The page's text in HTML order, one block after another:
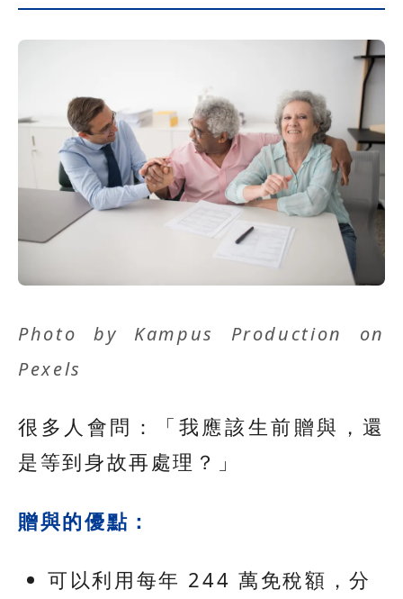
Photo by Kampus Production
on
Pexels
很多人會問：「我應該生前贈與，還
是等到身故再處理？」
贈與的優點：
可以利用每年 244 萬免稅額，分